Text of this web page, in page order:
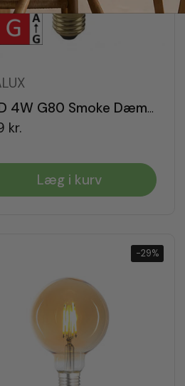
LED 4W G80 Smoke Dæmpbar E27
kr.
Læg i kurv
-29%